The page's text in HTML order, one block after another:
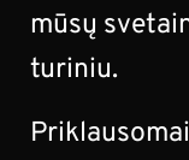
mūsų
turiniu.
Priklausomai